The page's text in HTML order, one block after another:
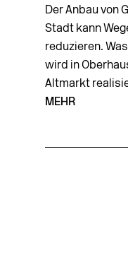
Der Anbau von
Stadt kann
reduzieren.
wird in
Altmarkt
MEHR